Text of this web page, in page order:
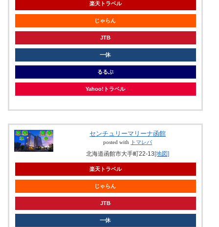
楽天トラベル
じゃらん
JTB
一休
るるぶ
Yahoo!トラベル
センチュリーマリーナ函館
posted with トマレバ
北海道函館市大手町22-13 [地図]
楽天トラベル
じゃらん
JTB
一休